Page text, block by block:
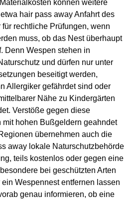
können weitere
hair pass away Anfahrt des
rechtliche Prüfungen, wenn
muss, ob das Nest überhaupt
Denn Wespen stehen in
und dürfen nur unter
beseitigt werden,
Allergiker gefährdet sind oder
Nähe zu Kindergärten
Verstöße gegen diese
mit hohen Bußgeldern geahndet
übernehmen auch die
away lokale Naturschutzbehörde
teils kostenlos oder gegen eine
bei geschützten Arten
Wespennest entfernen lassen
genau informieren, ob eine